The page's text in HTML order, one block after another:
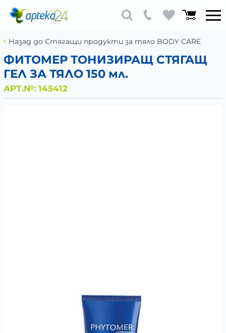
Назад до Стягащи продукти за тяло BODY CARE
ФИТОМЕР ТОНИЗИРАЩ СТЯГАЩ
ГЕЛ ЗА ТЯЛО 150 мл.
АРТ.№: 145412